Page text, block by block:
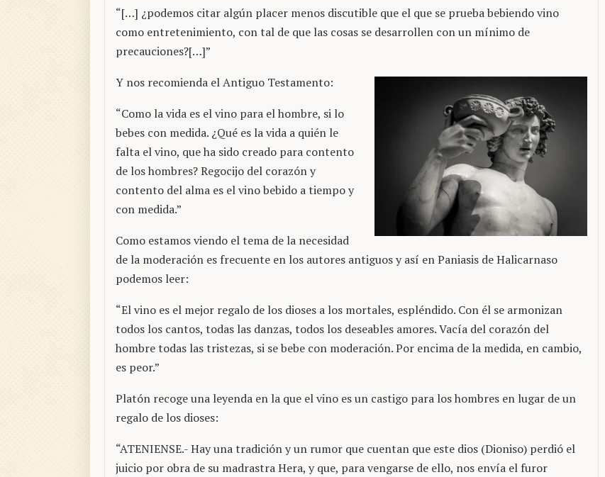
“[…] ¿podemos citar algún placer menos discutible que el que se prueba bebiendo vino
como entretenimiento, con tal de que las cosas se desarrollen con un mínimo de
precauciones?[…]”
Y nos recomienda el Antiguo Testamento:
“Como la vida es el vino para el hombre, si lo
bebes con medida. ¿Qué es la vida a quién le
falta el vino, que ha sido creado para contento
de los hombres? Regocijo del corazón y
contento del alma es el vino bebido a tiempo y
con medida.”
Como estamos viendo el tema de la necesidad
de la moderación es frecuente en los autores antiguos y así en Paniasis de Halicarnaso
podemos leer:
“El vino es el mejor regalo de los dioses a los mortales, espléndido. Con él se armonizan
todos los cantos, todas las danzas, todos los deseables amores. Vacía del corazón del
hombre todas las tristezas, si se bebe con moderación. Por encima de la medida, en cambio,
es peor.”
Platón recoge una leyenda en la que el vino es un castigo para los hombres en lugar de un
regalo de los dioses:
“ATENIENSE.- Hay una tradición y un rumor que cuentan que este dios (Dioniso) perdió el
juicio por obra de su madrastra Hera, y que, para vengarse de ello, nos envía el furor